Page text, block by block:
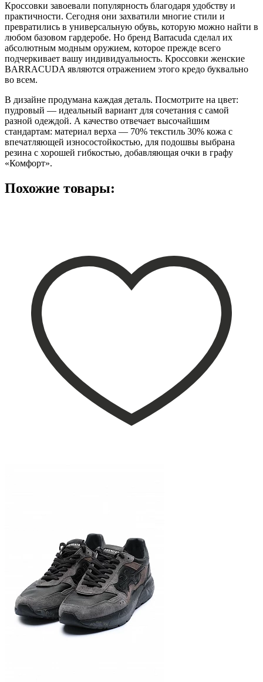
Кроссовки завоевали популярность благодаря удобству и
практичности. Сегодня они захватили многие стили и
превратились в универсальную обувь, которую можно найти в
любом базовом гардеробе. Но бренд Barracuda сделал их
абсолютным модным оружием, которое прежде всего
подчеркивает вашу индивидуальность. Кроссовки женские
BARRACUDA являются отражением этого кредо буквально
во всем.
В дизайне продумана каждая деталь. Посмотрите на цвет:
пудровый — идеальный вариант для сочетания с самой
разной одеждой. А качество отвечает высочайшим
стандартам: материал верха — 70% текстиль 30% кожа с
впечатляющей износостойкостью, для подошвы выбрана
резина с хорошей гибкостью, добавляющая очки в графу
«Комфорт».
Похожие товары: